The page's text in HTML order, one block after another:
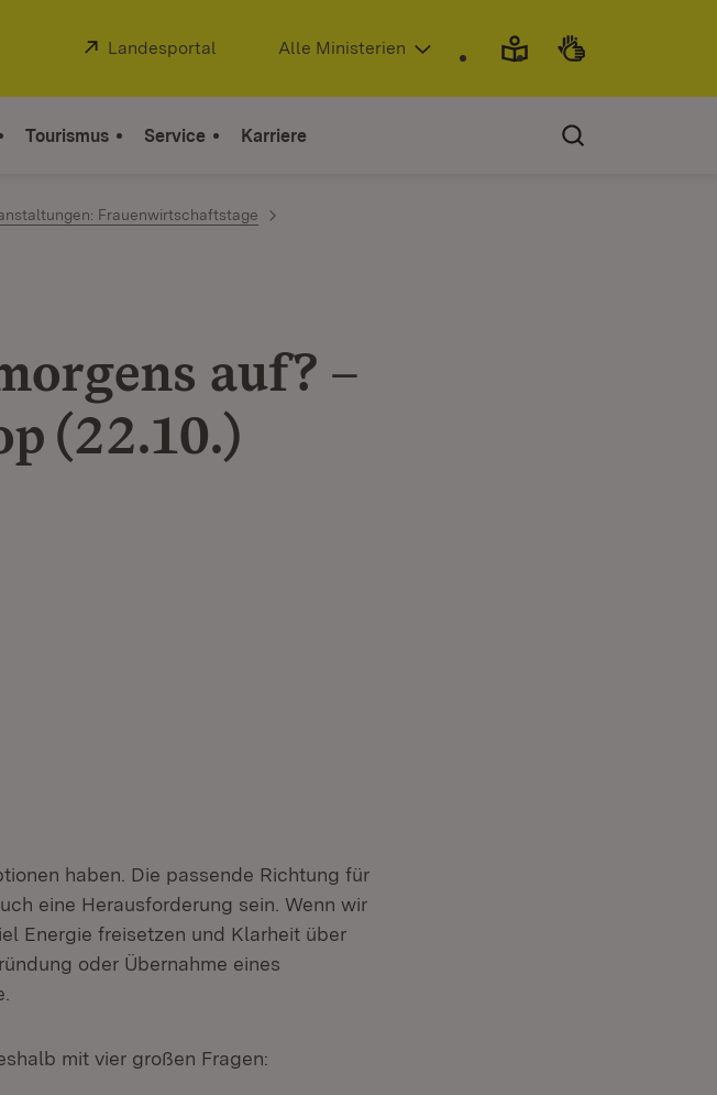
Extern:
Landesportal (Öffnet in neuem Fenster)
Alle Ministerien
Tourismus Service Karriere
Frauenwirtschaftstage
auf? –
(22.10.)
haben. Die passende Richtung für
eine Herausforderung sein. Wenn wir
Energie freisetzen und Klarheit über
oder Übernahme eines
mit vier großen Fragen: